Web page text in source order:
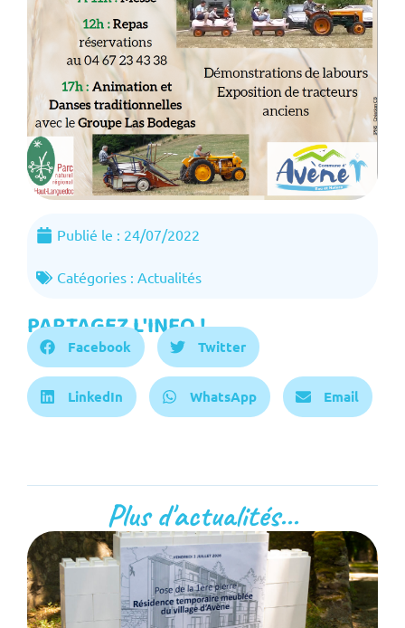
Publié le : 24/07/2022
Catégories : Actualités
PARTAGEZ L'INFO !
Facebook Twitter
LinkedIn WhatsApp Email
Plus d'actualités...